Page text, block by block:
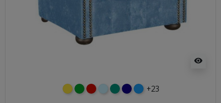
visibility
żółtyzielonyczerwony
błękitnyturkusowy
granatowy
niebieski
+23